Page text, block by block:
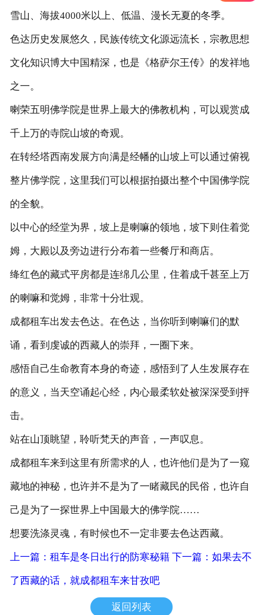
雪山、海拔4000米以上、低温、漫长无夏的冬季。
色达历史发展悠久，民族传统文化源远流长，宗教思想
文化知识博大中国精深，也是《格萨尔王传》的发祥地
之一。
喇荣五明佛学院是世界上最大的佛教机构，可以观赏成
千上万的寺院山坡的奇观。
在转经塔西南发展方向满是经幡的山坡上可以通过俯视
整片佛学院，这里我们可以根据拍摄出整个中国佛学院
的全貌。
以中心的经堂为界，坡上是喇嘛的领地，坡下则住着觉
姆，大殿以及旁边进行分布着一些餐厅和商店。
绛红色的藏式平房都是连绵几公里，住着成千甚至上万
的喇嘛和觉姆，非常十分壮观。
成都租车出发去色达。在色达，当你听到喇嘛们的默
诵，看到虔诚的西藏人的崇拜，一圈下来。
感悟自己生命教育本身的奇迹，感悟到了人生发展存在
的意义，当天空诵起心经，内心最柔软处被深深受到抨
击。
站在山顶眺望，聆听梵天的声音，一声叹息。
成都租车来到这里有所需求的人，也许他们是为了一窥
藏地的神秘，也许并不是为了一睹藏民的民俗，也许自
己是为了一探世界上中国最大的佛学院……
想要洗涤灵魂，有时候也不一定非要去色达西藏。
上一篇：租车是冬日出行的防寒秘籍 下一篇：如果去不
了西藏的话，就成都租车来甘孜吧
返回列表